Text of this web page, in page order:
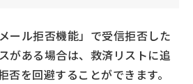
ール拒否機能」で受信拒否した
がある場合は、救済リストに追
否を回避することができます。